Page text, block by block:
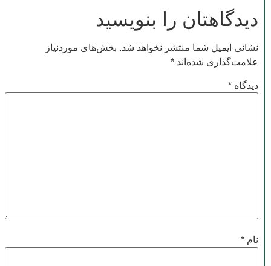
دیدگاهتان را بنویسید
نشانی ایمیل شما منتشر نخواهد شد. بخش‌های موردنیاز
علامت‌گذاری شده‌اند *
دیدگاه *
نام *